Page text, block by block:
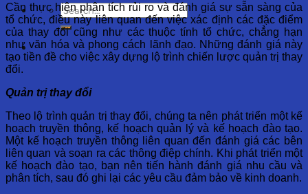
Cần thực hiện phân tích rủi ro và đánh giá sự sẵn sàng của
tổ chức, điều này liên quan đến việc xác định các đặc điểm
của thay đổi cũng như các thuộc tính tổ chức, chẳng hạn
như văn hóa và phong cách lãnh đạo. Những đánh giá này
tạo tiền đề cho việc xây dựng lộ trình chiến lược quản trị thay
đổi.
Quản trị thay đổi
Theo lộ trình quản trị thay đổi, chúng ta nên phát triển một kế
hoạch truyền thông, kế hoạch quản lý và kế hoạch đào tạo.
Một kế hoạch truyền thông liên quan đến đánh giá các bên
liên quan và soạn ra các thông điệp chính. Khi phát triển một
kế hoạch đào tạo, bạn nên tiến hành đánh giá nhu cầu và
phân tích, sau đó ghi lại các yêu cầu đảm bảo về kinh doanh.